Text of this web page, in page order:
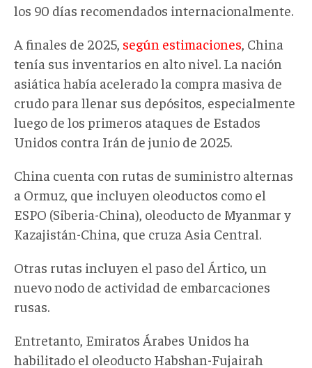
los 90 días recomendados internacionalmente.
A finales de 2025, según estimaciones , China
tenía sus inventarios en alto nivel. La nación
asiática había acelerado la compra masiva de
crudo para llenar sus depósitos, especialmente
luego de los primeros ataques de Estados
Unidos contra Irán de junio de 2025.
China cuenta con rutas de suministro alternas
a Ormuz, que incluyen oleoductos como el
ESPO (Siberia-China), oleoducto de Myanmar y
Kazajistán-China, que cruza Asia Central.
Otras rutas incluyen el paso del Ártico, un
nuevo nodo de actividad de embarcaciones
rusas.
Entretanto, Emiratos Árabes Unidos ha
habilitado el oleoducto Habshan-Fujairah